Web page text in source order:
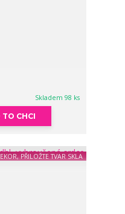
Skladem 98 ks
TO CHCI
PŘILOŽTE TVAR SKLA